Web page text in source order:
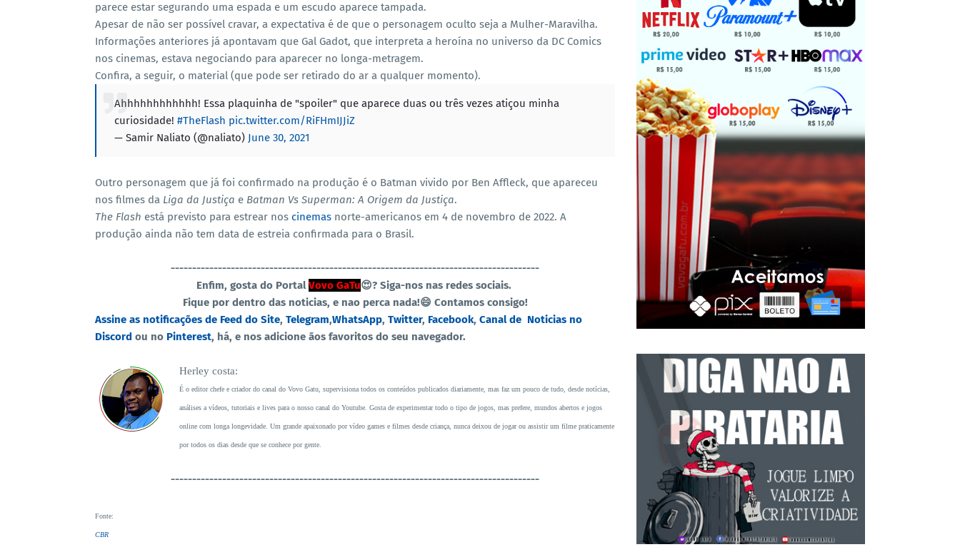
parece estar segurando uma espada e um escudo aparece tampada.
Apesar de não ser possível cravar, a expectativa é de que o personagem oculto seja a Mulher-Maravilha.
Informações anteriores já apontavam que Gal Gadot, que interpreta a heroína no universo da DC Comics
nos cinemas, estava negociando para aparecer no longa-metragem.
Confira, a seguir, o material (que pode ser retirado do ar a qualquer momento).
Ahhhhhhhhhhhh! Essa plaquinha de "spoiler" que aparece duas ou três vezes atiçou minha
curiosidade! #TheFlash pic.twitter.com/RiFHmIJJiZ
— Samir Naliato (@naliato) June 30, 2021
Outro personagem que já foi confirmado na produção é o Batman vivido por Ben Affleck, que apareceu
nos filmes da Liga da Justiça e Batman Vs Superman: A Origem da Justiça.
The Flash está previsto para estrear nos cinemas norte-americanos em 4 de novembro de 2022. A
produção ainda não tem data de estreia confirmada para o Brasil.
--------------------------------------------------------------------------------------
Enfim, gosta do PortalVovo GaTu😍? Siga-nos nas redes sociais.
Fique por dentro das noticias, e nao perca nada!😄 Contamos consigo!
Assine as notificações de Feed do Site, Telegram,WhatsApp, Twitter, Facebook, Canal de Noticias no
Discord ou no Pinterest, há, e nos adicione ãos favoritos do seu navegador.
Herley costa:
É o editor chefe e criador do canal do Vovo Gatu, supervisiona todos os conteúdos publicados diariamente, mas faz um pouco de tudo, desde notícias,
análises a vídeos, tutoriais e lives para o nosso canal do Youtube. Gosta de experimentar todo o tipo de jogos, mas prefere, mundos abertos e jogos
online com longa longevidade. Um grande apaixonado por vídeo games e filmes desde criança, nunca deixou de jogar ou assistir um filme praticamente
por todos os dias desde que se conhece por gente.
--------------------------------------------------------------------------------------
Fonte:
CBR